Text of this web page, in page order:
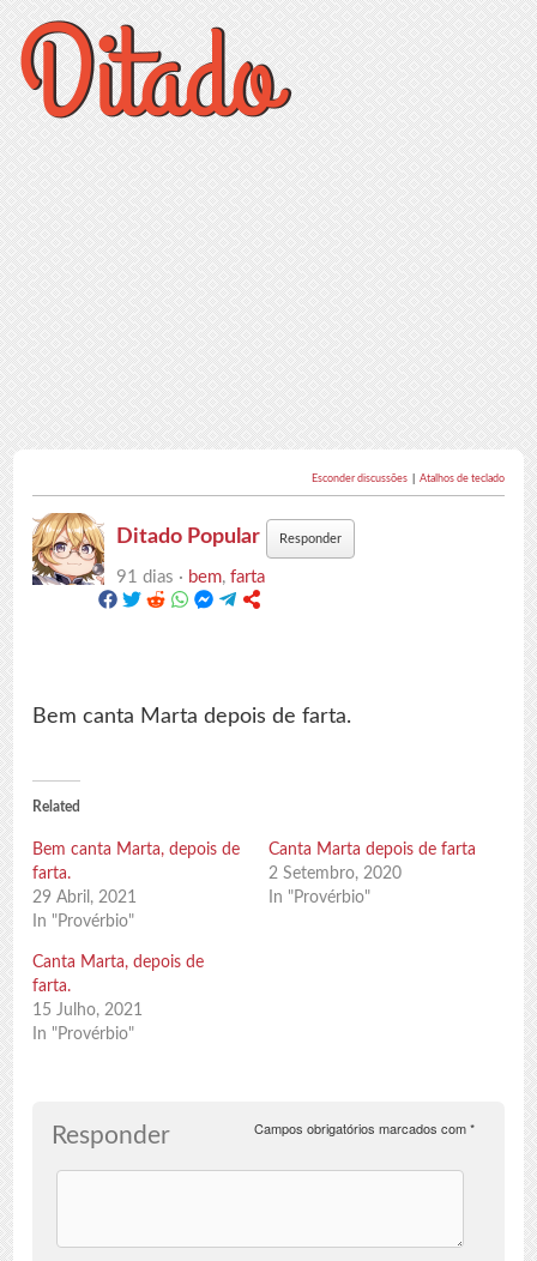
Esconder discussões Atalhos de teclado
Ditado Popular Responder
91 dias · bem,farta
Bem canta Marta depois de farta.
Related
Bem canta Marta, depois de
farta.
29 Abril, 2021
In "Provérbio"
Canta Marta depois de farta
2 Setembro, 2020
In "Provérbio"
Canta Marta, depois de
farta.
15 Julho, 2021
In "Provérbio"
Responder Campos obrigatórios marcados com*